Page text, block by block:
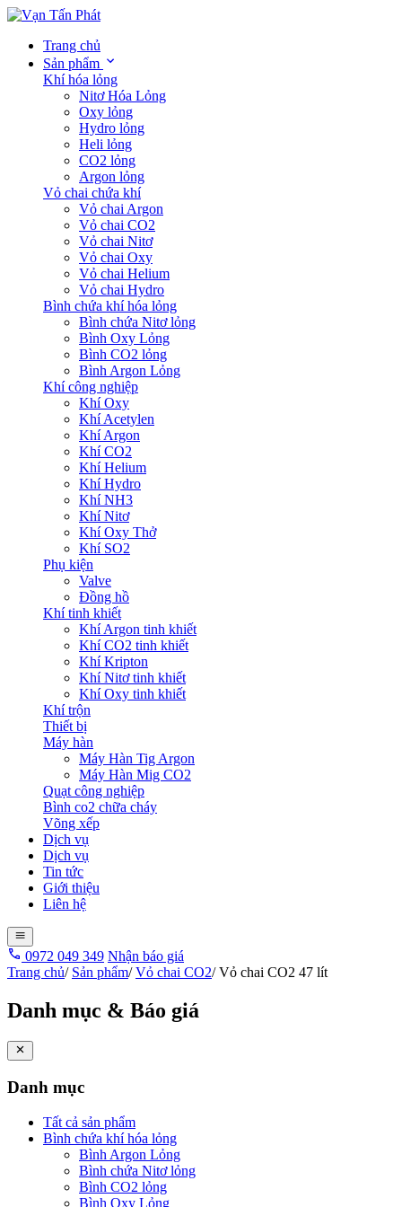
Trang chủ
Sản phẩm
Khí hóa lỏng
Nitơ Hóa Lỏng
Oxy lỏng
Hydro lỏng
Heli lỏng
CO2 lỏng
Argon lỏng
Vỏ chai chứa khí
Vỏ chai Argon
Vỏ chai CO2
Vỏ chai Nitơ
Vỏ chai Oxy
Vỏ chai Helium
Vỏ chai Hydro
Bình chứa khí hóa lỏng
Bình chứa Nitơ lỏng
Bình Oxy Lỏng
Bình CO2 lỏng
Bình Argon Lỏng
Khí công nghiệp
Khí Oxy
Khí Acetylen
Khí Argon
Khí CO2
Khí Helium
Khí Hydro
Khí NH3
Khí Nitơ
Khí Oxy Thở
Khí SO2
Phụ kiện
Valve
Đồng hồ
Khí tinh khiết
Khí Argon tinh khiết
Khí CO2 tinh khiết
Khí Kripton
Khí Nitơ tinh khiết
Khí Oxy tinh khiết
Khí trộn
Thiết bị
Máy hàn
Máy Hàn Tig Argon
Máy Hàn Mig CO2
Quạt công nghiệp
Bình co2 chữa cháy
Võng xếp
Dịch vụ
Dịch vụ
Tin tức
Giới thiệu
Liên hệ
0972 049 349 Nhận báo giá
Trang chủ/ Sản phẩm/ Vỏ chai CO2/ Vỏ chai CO2 47 lít
Danh mục & Báo giá
Danh mục
Tất cả sản phẩm
Bình chứa khí hóa lỏng
Bình Argon Lỏng
Bình chứa Nitơ lỏng
Bình CO2 lỏng
Bình Oxy Lỏng